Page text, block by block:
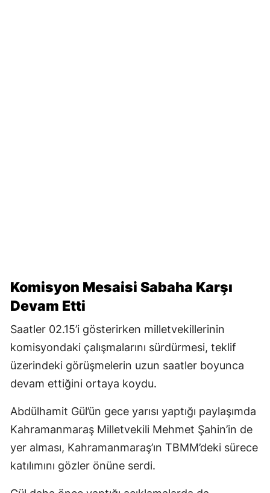
Komisyon Mesaisi Sabaha Karşı
Devam Etti
Saatler 02.15’i gösterirken milletvekillerinin
komisyondaki çalışmalarını sürdürmesi, teklif
üzerindeki görüşmelerin uzun saatler boyunca
devam ettiğini ortaya koydu.
Abdülhamit Gül’ün gece yarısı yaptığı paylaşımda
Kahramanmaraş Milletvekili Mehmet Şahin’in de
yer alması, Kahramanmaraş’ın TBMM’deki sürece
katılımını gözler önüne serdi.